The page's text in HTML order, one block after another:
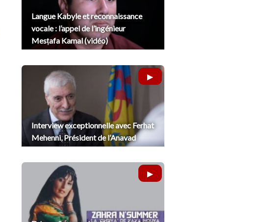
Langue Kabyle et reconnaissance
vocale : l’appel de l’ingénieur
Mesṭafa Kamal (vidéo)
Interview exceptionnelle avec Ferhat
Mehenni, Président de l’Anavad